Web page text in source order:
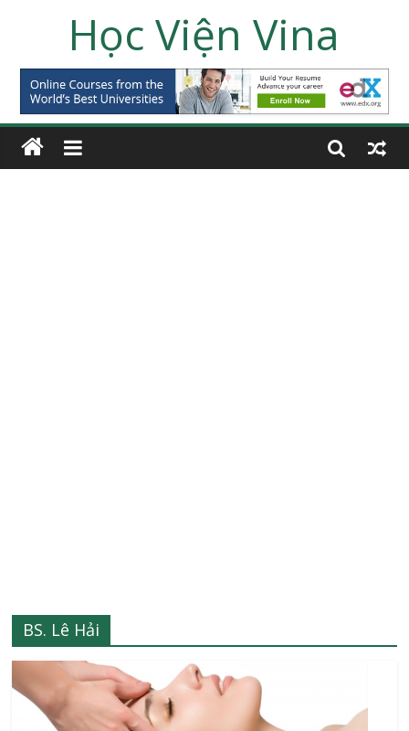
Học Viện Vina
BS. Lê Hải